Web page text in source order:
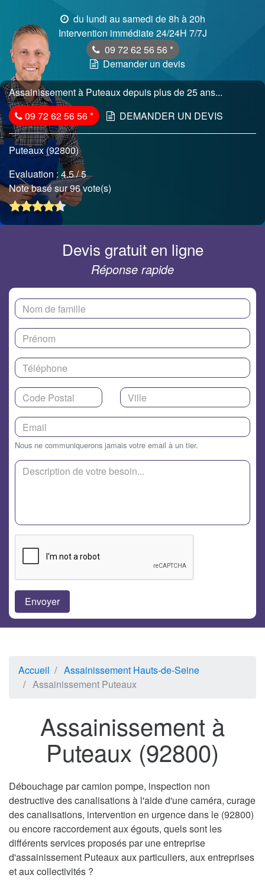
du lundi au samedi de 8h à 20h
Intervention immédiate 24/24H 7/7J
09 72 62 56 56 *
Demander un devis
Assainissement à Puteaux depuis plus de 25 ans...
09 72 62 56 56* DEMANDER UN DEVIS
Puteaux (92800)
Evaluation :4.5/ 5
Note basé sur 96 vote(s)
Devis gratuit en ligne
Réponse rapide
Nous ne communiquerons jamais votre email à un tier.
Accueil
Assainissement Hauts-de-Seine
Assainissement Puteaux
Assainissement à
Puteaux (92800)
Débouchage par camion pompe, inspection non
destructive des canalisations à l'aide d'une caméra, curage
des canalisations, intervention en urgence dans le (92800)
ou encore raccordement aux égouts, quels sont les
différents services proposés par une entreprise
d'assainissement Puteaux aux particuliers, aux entreprises
et aux collectivités ?